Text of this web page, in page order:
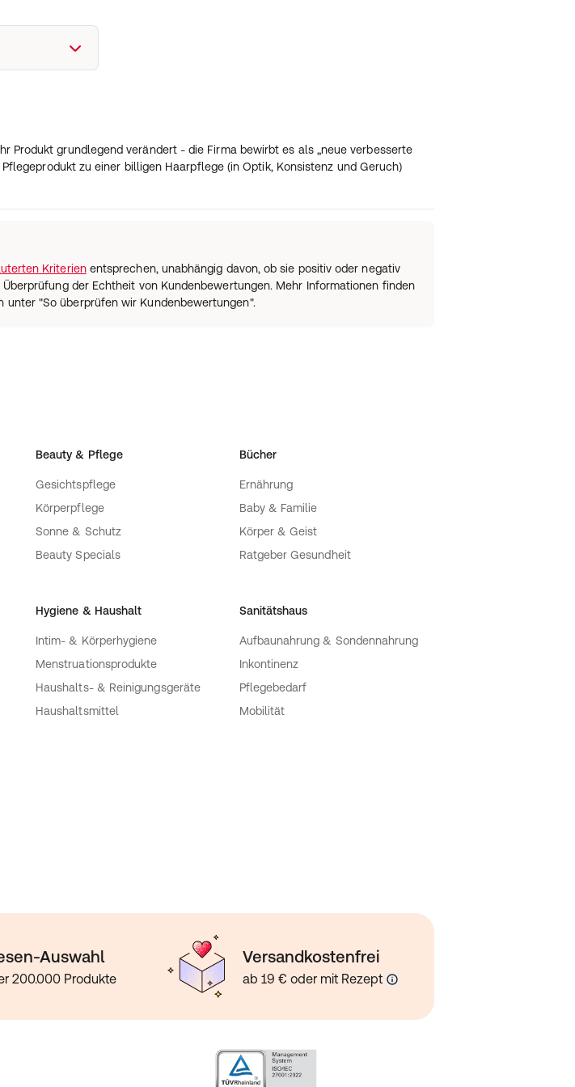
grundlegend verändert - die Firma bewirbt es als „neue verbesserte
zu einer billigen Haarpflege (in Optik, Konsistenz und Geruch)
Kriterienentsprechen, unabhängig davon, ob sie positiv oder negativ
der Echtheit von Kundenbewertungen. Mehr Informationen finden
"So überprüfen wir Kundenbewertungen".
Beauty & Pflege
Gesichtspflege
Körperpflege
Sonne & Schutz
Beauty Specials
Bücher
Ernährung
Baby & Familie
Körper & Geist
Ratgeber Gesundheit
Hygiene & Haushalt
Intim- & Körperhygiene
Menstruationsprodukte
Haushalts- & Reinigungsgeräte
Haushaltsmittel
Sanitätshaus
Aufbaunahrung & Sondennahrung
Inkontinenz
Pflegebedarf
Mobilität
Auswahl
200.000 Produkte
Versandkostenfrei
ab 19 € oder mit Rezept